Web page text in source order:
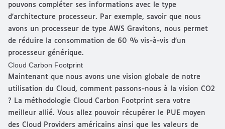
pouvons compléter ses informations avec le type
d'architecture processeur. Par exemple, savoir que nous
avons un processeur de type AWS Gravitons, nous permet
de réduire la consommation de 60 % vis-à-vis d'un
processeur générique.
Cloud Carbon Footprint
Maintenant que nous avons une vision globale de notre
utilisation du Cloud, comment passons-nous à la vision CO2
? La méthodologie Cloud Carbon Footprint sera votre
meilleur allié. Vous allez pouvoir récupérer le PUE moyen
des Cloud Providers américains ainsi que les valeurs de